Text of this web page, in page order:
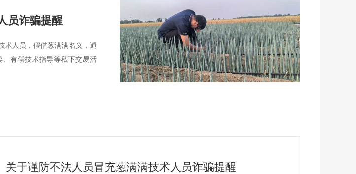
员诈骗提醒
术人员，假借葱满满名义，通
有偿技术指导等私下交易活
关于谨防不法人员冒充葱满满技术人员诈骗提醒